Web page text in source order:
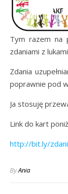
Tym razem na
zdaniami z
Zdania
poprawnie pod
Ja stosuję
Link do kart
http://bit.ly/
ByAnia